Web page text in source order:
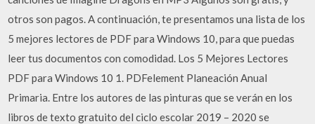
otros son pagos. A continuación, te presentamos una lista de los
5 mejores lectores de PDF para Windows 10, para que puedas
leer tus documentos con comodidad. Los 5 Mejores Lectores
PDF para Windows 10 1. PDFelement Planeación Anual
Primaria. Entre los autores de las pinturas que se verán en los
libros de texto gratuito del ciclo escolar 2019 – 2020 se